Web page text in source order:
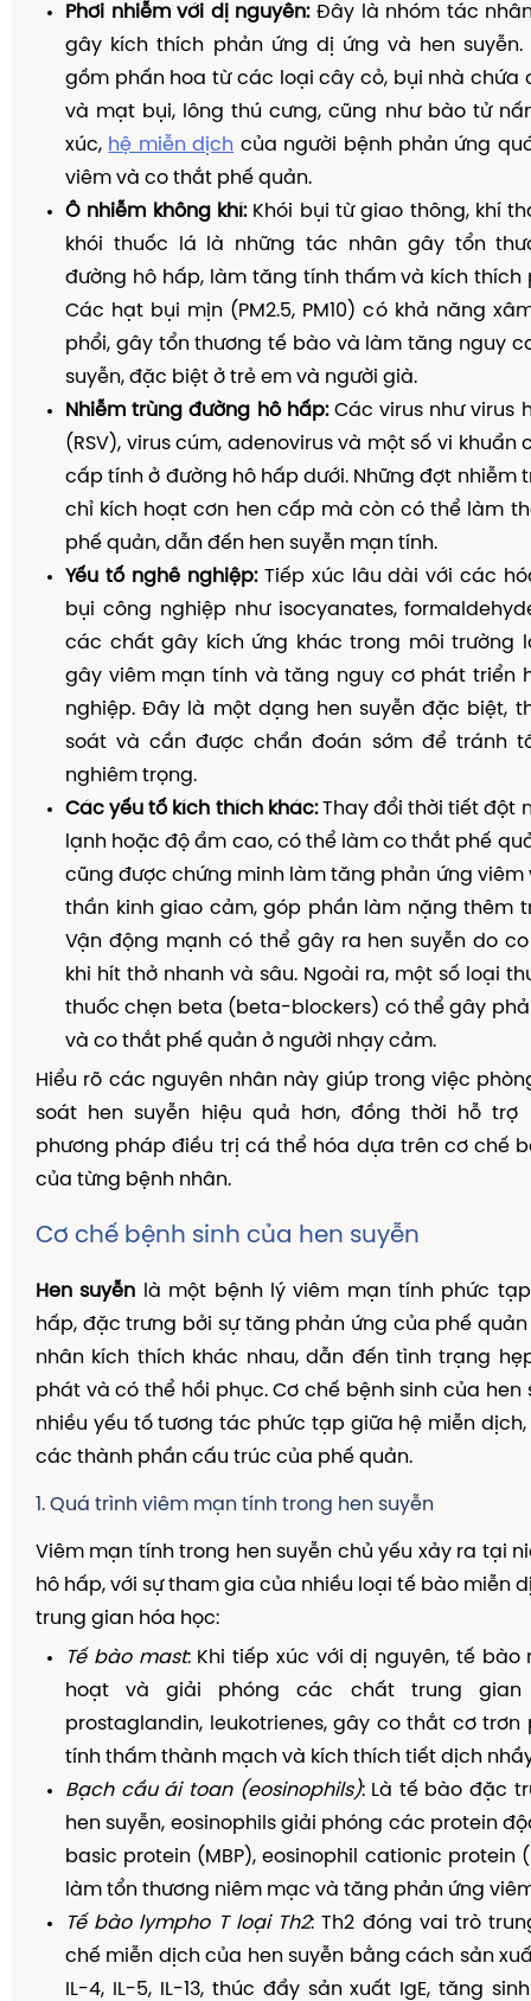
Phơi nhiễm với dị nguyên:Đây là nhóm tác
gây kích thích phản ứng dị ứng và hen suyễn.
gồm phấn hoa từ các loại cây cỏ, bụi nhà chứa
và mạt bụi, lông thú cưng, cũng như bào tử
xúc, hệ miễn dịch của người bệnh phản ứng
viêm và co thắt phế quản.
Ô nhiễm không khí:Khói bụi từ giao thông, khí
khói thuốc lá là những tác nhân gây tổn
đường hô hấp, làm tăng tính thấm và kích thích
Các hạt bụi mịn (PM2.5, PM10) có khả năng
phổi, gây tổn thương tế bào và làm tăng nguy
suyễn, đặc biệt ở trẻ em và người già.
Nhiễm trùng đường hô hấp:Các virus như virus
(RSV), virus cúm, adenovirus và một số vi khuẩn
cấp tính ở đường hô hấp dưới. Những đợt nhiễm
chỉ kích hoạt cơn hen cấp mà còn có thể làm
phế quản, dẫn đến hen suyễn mạn tính.
Yếu tố nghề nghiệp:Tiếp xúc lâu dài với các
bụi công nghiệp như isocyanates,
các chất gây kích ứng khác trong môi trường
gây viêm mạn tính và tăng nguy cơ phát triển
nghiệp. Đây là một dạng hen suyễn đặc biệt,
soát và cần được chẩn đoán sớm để tránh
nghiêm trọng.
Các yếu tố kích thích khác:Thay đổi thời tiết đột
lạnh hoặc độ ẩm cao, có thể làm co thắt phế
cũng được chứng minh làm tăng phản ứng viêm
thần kinh giao cảm, góp phần làm nặng thêm
Vận động mạnh có thể gây ra hen suyễn do
khi hít thở nhanh và sâu. Ngoài ra, một số loại
thuốc chẹn beta (beta-blockers) có thể gây
và co thắt phế quản ở người nhạy cảm.
Hiểu rõ các nguyên nhân này giúp trong việc
soát hen suyễn hiệu quả hơn, đồng thời hỗ
phương pháp điều trị cá thể hóa dựa trên cơ chế
của từng bệnh nhân.
Cơ chế bệnh sinh của hen suyễn
Hen suyễn là một bệnh lý viêm mạn tính phức
hấp, đặc trưng bởi sự tăng phản ứng của phế
nhân kích thích khác nhau, dẫn đến tình trạng
phát và có thể hồi phục. Cơ chế bệnh sinh của hen
nhiều yếu tố tương tác phức tạp giữa hệ miễn
các thành phần cấu trúc của phế quản.
1. Quá trình viêm mạn tính trong hen suyễn
Viêm mạn tính trong hen suyễn chủ yếu xảy ra tại
hô hấp, với sự tham gia của nhiều loại tế bào miễn
trung gian hóa học:
Tế bào mast: Khi tiếp xúc với dị nguyên, tế bào
hoạt và giải phóng các chất trung gian
prostaglandin, leukotrienes, gây co thắt cơ trơn
tính thấm thành mạch và kích thích tiết dịch
Bạch cầu ái toan (eosinophils): Là tế bào đặc
hen suyễn, eosinophils giải phóng các protein
basic protein (MBP), eosinophil cationic protein
làm tổn thương niêm mạc và tăng phản ứng
Tế bào lympho T loại Th2: Th2 đóng vai trò
chế miễn dịch của hen suyễn bằng cách sản
IL-4, IL-5, IL-13, thúc đẩy sản xuất IgE, tăng